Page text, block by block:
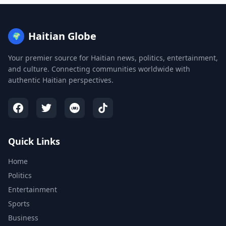
🌍 Haitian Globe
Your premier source for Haitian news, politics, entertainment,
and culture. Connecting communities worldwide with
authentic Haitian perspectives.
Quick Links
Home
Politics
Entertainment
Sports
Business